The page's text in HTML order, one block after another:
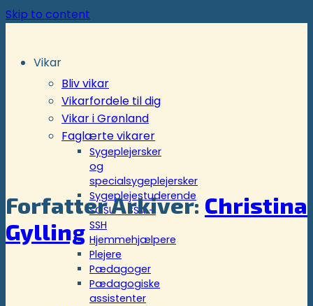
Skip to content
Vikar
Bliv vikar
Vikarfordele til dig
Vikar i Grønland
Faglærte vikarer
Sygeplejersker
og
specialsygeplejersker
Sygeplejestuderende
SOSU – SSA –
SSH
Hjemmehjælpere
Plejere
Pædagoger
Pædagogiske
assistenter
Forfatter Arkiver: Christina
Gylling